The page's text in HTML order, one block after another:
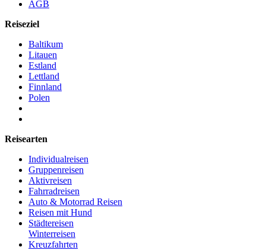
AGB
Reiseziel
Baltikum
Litauen
Estland
Lettland
Finnland
Polen
Reisearten
Individualreisen
Gruppenreisen
Aktivreisen
Fahrradreisen
Auto & Motorrad Reisen
Reisen mit Hund
Städtereisen
Winterreisen
Kreuzfahrten